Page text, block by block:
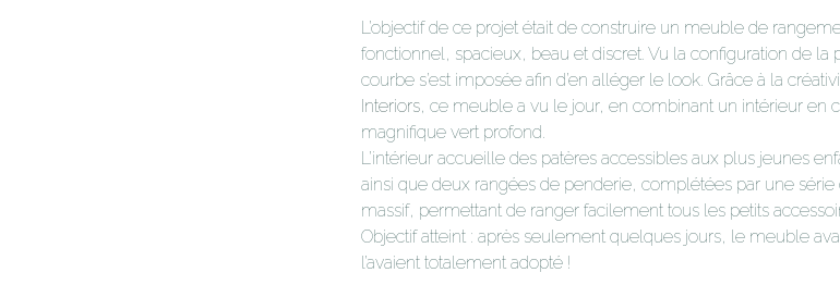
L’objectif de ce projet était de construire un meuble de
fonctionnel, spacieux, beau et discret. Vu la configuration de la
courbe s’est imposée afin d’en alléger le look. Grâce à la
Interiors, ce meuble a vu le jour, en combinant un intérieur en
magnifique vert profond.
L’intérieur accueille des patères accessibles aux plus jeunes
ainsi que deux rangées de penderie, complétées par une
massif, permettant de ranger facilement tous les petits
Objectif atteint : après seulement quelques jours, le meuble
l’avaient totalement adopté !